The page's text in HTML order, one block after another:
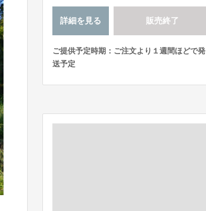
詳細を見る 販売終了
ご提供予定時期：ご注文より１週間ほどで発
送予定